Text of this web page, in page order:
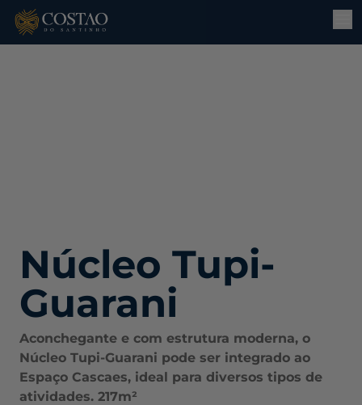
Núcleo Tupi-
Guarani
Aconchegante e com estrutura moderna, o
Núcleo Tupi-Guarani pode ser integrado ao
Espaço Cascaes, ideal para diversos tipos de
atividades. 217m²